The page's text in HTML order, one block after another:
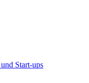
Start-ups